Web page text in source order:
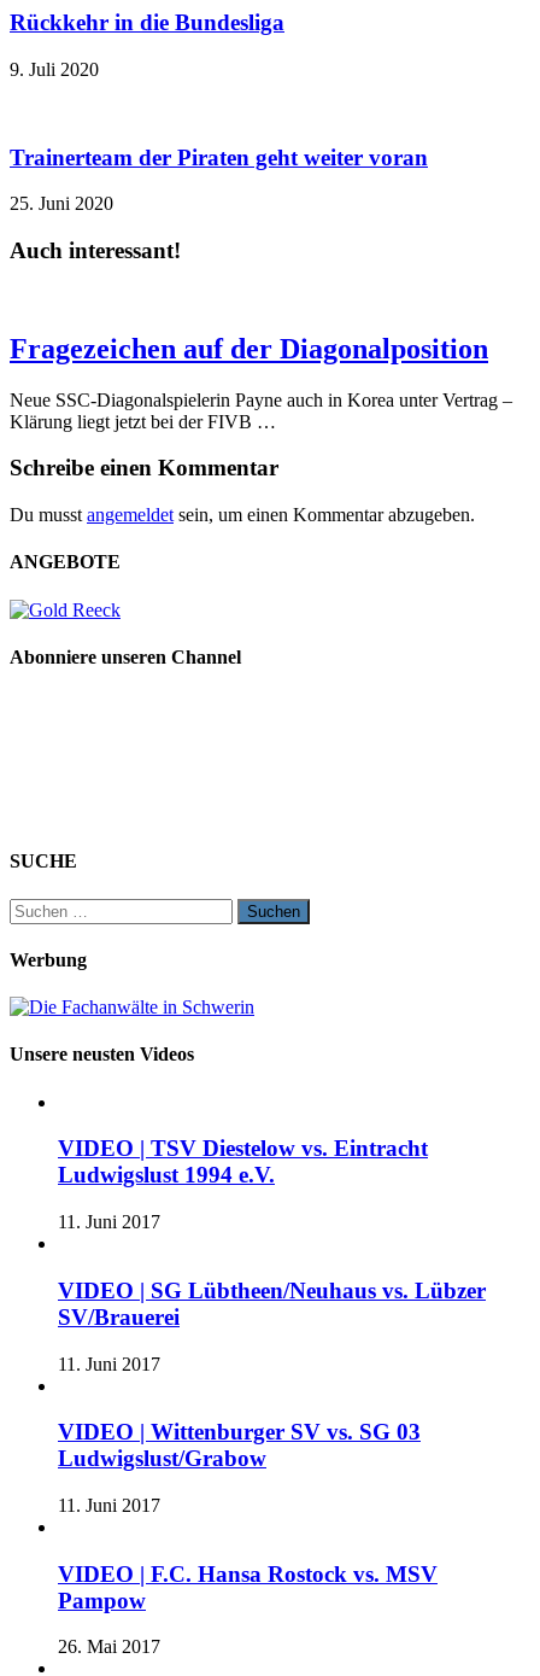
Rückkehr in die Bundesliga
9. Juli 2020
Trainerteam der Piraten geht weiter voran
25. Juni 2020
Auch interessant!
Fragezeichen auf der Diagonalposition
Neue SSC-Diagonalspielerin Payne auch in Korea unter Vertrag –
Klärung liegt jetzt bei der FIVB …
Schreibe einen Kommentar
Du musst angemeldet sein, um einen Kommentar abzugeben.
ANGEBOTE
Abonniere unseren Channel
SUCHE
Suchen
nach:
Werbung
Unsere neusten Videos
VIDEO | TSV Diestelow vs. Eintracht
Ludwigslust 1994 e.V.
11. Juni 2017
VIDEO | SG Lübtheen/Neuhaus vs. Lübzer
SV/Brauerei
11. Juni 2017
VIDEO | Wittenburger SV vs. SG 03
Ludwigslust/Grabow
11. Juni 2017
VIDEO | F.C. Hansa Rostock vs. MSV
Pampow
26. Mai 2017